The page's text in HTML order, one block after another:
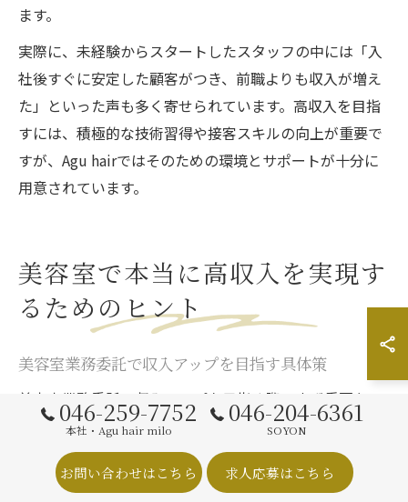
ます。
実際に、未経験からスタートしたスタッフの中には「入
社後すぐに安定した顧客がつき、前職よりも収入が増え
た」といった声も多く寄せられています。高収入を目指
すには、積極的な技術習得や接客スキルの向上が重要で
すが、Agu hairではそのための環境とサポートが十分に
用意されています。
美容室で本当に高収入を実現す
るためのヒント
美容室業務委託で収入アップを目指す具体策
美容室業務委託で収入アップを目指す際、まず重要なの
は集客力の高いサロンを選ぶことです。神奈川県厚木市
本厚木駅近くのAgu hairは、独自の集客システムとブラ
ンド力で、指名が少ないスタイリストでも安定した入客
046-259-7752
本社・Agu hair milo
046-204-6361
SOYON
お問い合わせはこちら 求人応募はこちら